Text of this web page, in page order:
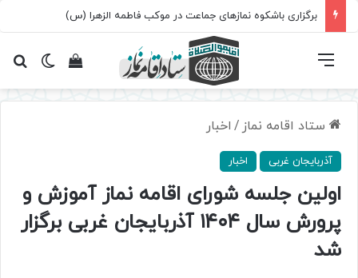
برگزاری باشکوه نمازهای جماعت در موکب فاطمه الزهرا (س)
تغییرمشاهده فهرست
ستاد اقامه نماز / اخبار
آذربایجان غربی اخبار
اولین جلسه شورای اقامه نماز آموزش و
پرورش سال ۱۴۰۴ آذربایجان غربی برگزار
شد